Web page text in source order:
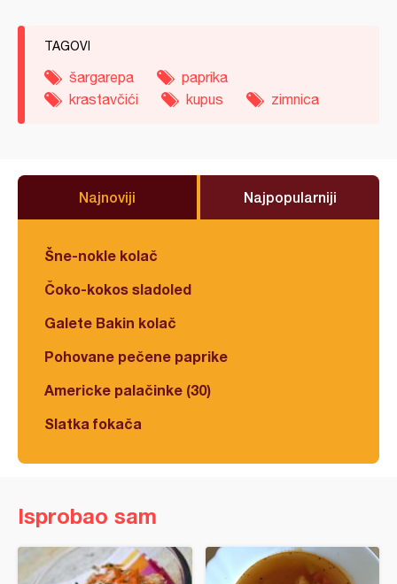
TAGOVI
šargarepa
paprika
krastavčići
kupus zimnica
Najnoviji Najpopularniji
Šne-nokle kolač
Čoko-kokos sladoled
Galete Bakin kolač
Pohovane pečene paprike
Americke palačinke (30)
Slatka fokača
Isprobao sam